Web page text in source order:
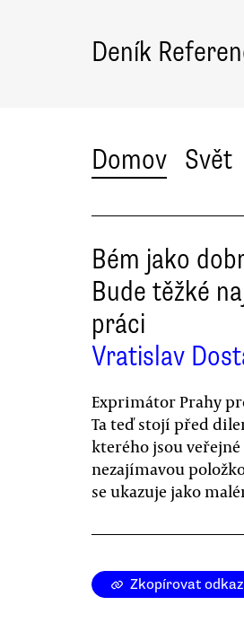
Deník
Domov Svět
Bém jako
Bude těžké
práci
Vratislav
Exprimátor Prahy
Ta teď stojí před
kterého jsou
nezajímavou
se ukazuje jako
Zkopírovat odkaz